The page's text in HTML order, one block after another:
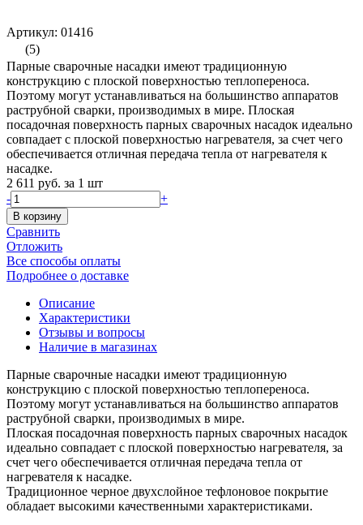
Артикул: 01416
(5)
Парные сварочные насадки имеют традиционную
конструкцию с плоской поверхностью теплопереноса.
Поэтому могут устанавливаться на большинство аппаратов
раструбной сварки, производимых в мире. Плоская
посадочная поверхность парных сварочных насадок идеально
совпадает с плоской поверхностью нагревателя, за счет чего
обеспечивается отличная передача тепла от нагревателя к
насадке.
2 611 руб. за 1 шт
-
+
В корзину
Сравнить
Отложить
Все способы оплаты
Подробнее о доставке
Описание
Характеристики
Отзывы и вопросы
Наличие в магазинах
Парные сварочные насадки имеют традиционную
конструкцию с плоской поверхностью теплопереноса.
Поэтому могут устанавливаться на большинство аппаратов
раструбной сварки, производимых в мире.
Плоская посадочная поверхность парных сварочных насадок
идеально совпадает с плоской поверхностью нагревателя, за
счет чего обеспечивается отличная передача тепла от
нагревателя к насадке.
Традиционное черное двухслойное тефлоновое покрытие
обладает высокими качественными характеристиками.